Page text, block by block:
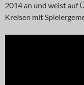
2014 an und weist auf
Kreisen mit